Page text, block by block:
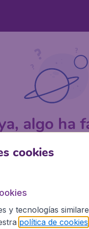
algo ha
cookies
y tecnologías
política de cookies